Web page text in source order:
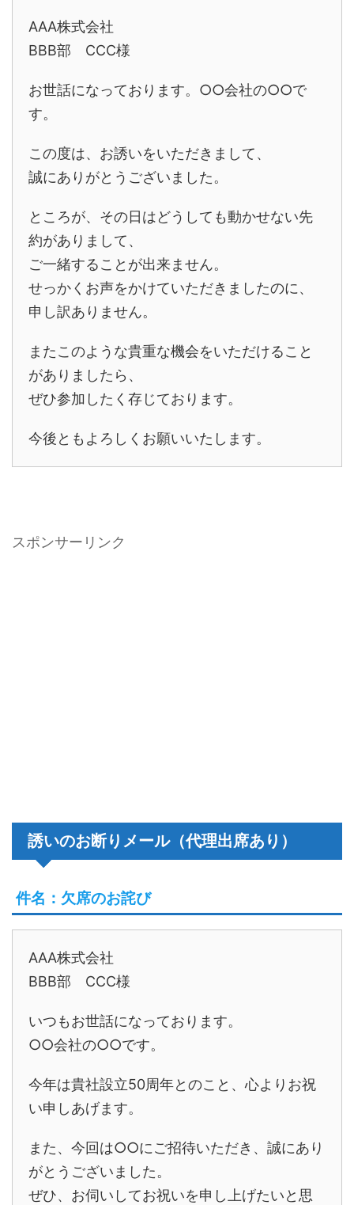
AAA株式会社
BBB部 CCC様
お世話になっております。○○会社の○○で
す。
この度は、お誘いをいただきまして、
誠にありがとうございました。
ところが、その日はどうしても動かせない先
約がありまして、
ご一緒することが出来ません。
せっかくお声をかけていただきましたのに、
申し訳ありません。
またこのような貴重な機会をいただけること
がありましたら、
ぜひ参加したく存じております。
今後ともよろしくお願いいたします。
スポンサーリンク
誘いのお断りメール（代理出席あり）
件名：欠席のお詫び
AAA株式会社
BBB部 CCC様
いつもお世話になっております。
○○会社の○○です。
今年は貴社設立50周年とのこと、心よりお祝
い申しあげます。
また、今回は○○にご招待いただき、誠にあり
がとうございました。
ぜひ、お伺いしてお祝いを申し上げたいと思